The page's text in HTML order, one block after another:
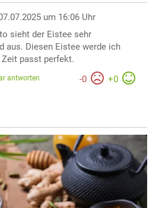
um 16:06 Uhr
sieht der Eistee sehr
aus. Diesen Eistee werde ich
Zeit passt perfekt.
-0 +0
antworten